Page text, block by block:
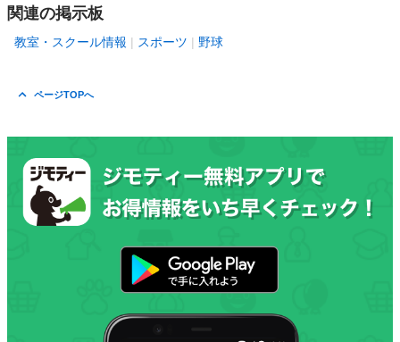
関連の掲示板
教室・スクール情報 スポーツ 野球
ページTOPへ